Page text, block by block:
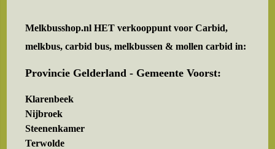
Melkbusshop.nl HET verkooppunt voorCarbid,
melkbus, carbid bus, melkbussen & mollen carbid in:
Provincie Gelderland - Gemeente Voorst:
Klarenbeek
Nijbroek
Steenenkamer
Terwolde